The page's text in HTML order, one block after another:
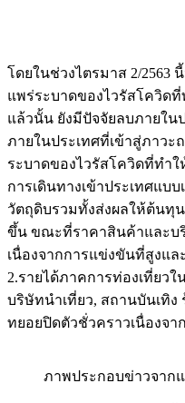
โดยในช่วงไตรมาส 2/2563
แพร่ระบาดของไวรัสโควิด
แล้วนั้น ยังมีปัจจัยลบภายใน
ภายในประเทศที่เข้าสู่ภาว
ระบาดของไวรัสโควิดที่ทำ
การเดินทางเข้าประเทศแบ
วัตถุดิบรวมทั้งส่งผลให้ต้นทุ
ขึ้น ขณะที่ราคาสินค้าและบ
เนื่องจากการแข่งขันที่สูงแ
2.รายได้ภาคการท่องเที่ยวใ
บริษัทนำเที่ยว, สถานบันเทิง
ทยอยปิดตัวชั่วคราวเนื่องจ
ภาพประกอบข่าวจาก